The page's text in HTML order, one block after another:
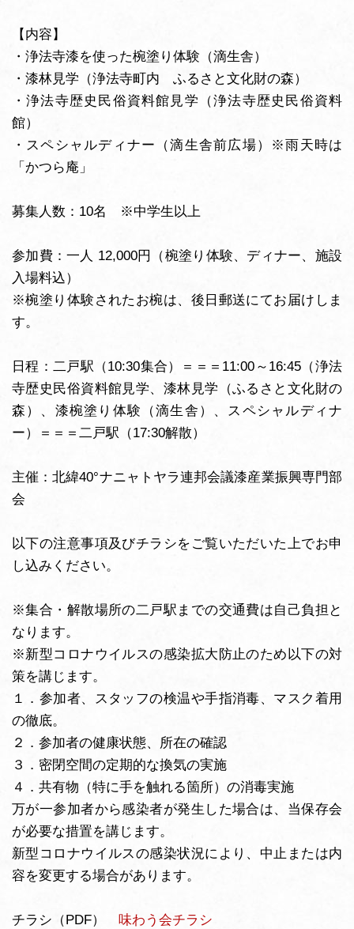
【内容】
・浄法寺漆を使った椀塗り体験（滴生舎）
・漆林見学（浄法寺町内 ふるさと文化財の森）
・浄法寺歴史民俗資料館見学（浄法寺歴史民俗資料
館）
・スペシャルディナー（滴生舎前広場）※雨天時は
「かつら庵」
募集人数：10名 ※中学生以上
参加費：一人 12,000円（椀塗り体験、ディナー、施設
入場料込）
※椀塗り体験されたお椀は、後日郵送にてお届けしま
す。
日程：二戸駅（10:30集合）＝＝＝11:00～16:45（浄法
寺歴史民俗資料館見学、漆林見学（ふるさと文化財の
森）、漆椀塗り体験（滴生舎）、スペシャルディナ
ー）＝＝＝二戸駅（17:30解散）
主催：北緯40°ナニャトヤラ連邦会議漆産業振興専門部
会
以下の注意事項及びチラシをご覧いただいた上でお申
し込みください。
※集合・解散場所の二戸駅までの交通費は自己負担と
なります。
※新型コロナウイルスの感染拡大防止のため以下の対
策を講じます。
１．参加者、スタッフの検温や手指消毒、マスク着用
の徹底。
２．参加者の健康状態、所在の確認
３．密閉空間の定期的な換気の実施
４．共有物（特に手を触れる箇所）の消毒実施
万が一参加者から感染者が発生した場合は、当保存会
が必要な措置を講じます。
新型コロナウイルスの感染状況により、中止または内
容を変更する場合があります。
チラシ（PDF） 味わう会チラシ